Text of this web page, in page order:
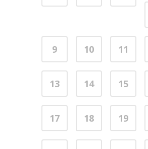
9 10 11
13 14 15
17 18 19